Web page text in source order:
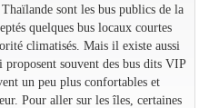
sont les bus publics de la
quelques bus locaux courtes
climatisés. Mais il existe aussi
proposent souvent des bus dits VIP
un peu plus confortables et
Pour aller sur les îles, certaines